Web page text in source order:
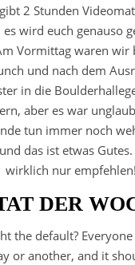
2 Stunden
wird euch genauso
Vormittag waren wir
und nach dem
in die
aber es war
tun immer noch
das ist etwas Gutes.
wirklich nur empfehlen!
DER
the default?
or another, and it